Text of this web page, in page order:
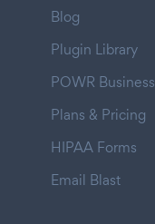
Blog
Plugin Library
POWR Business
Plans & Pricing
HIPAA Forms
Email Blast